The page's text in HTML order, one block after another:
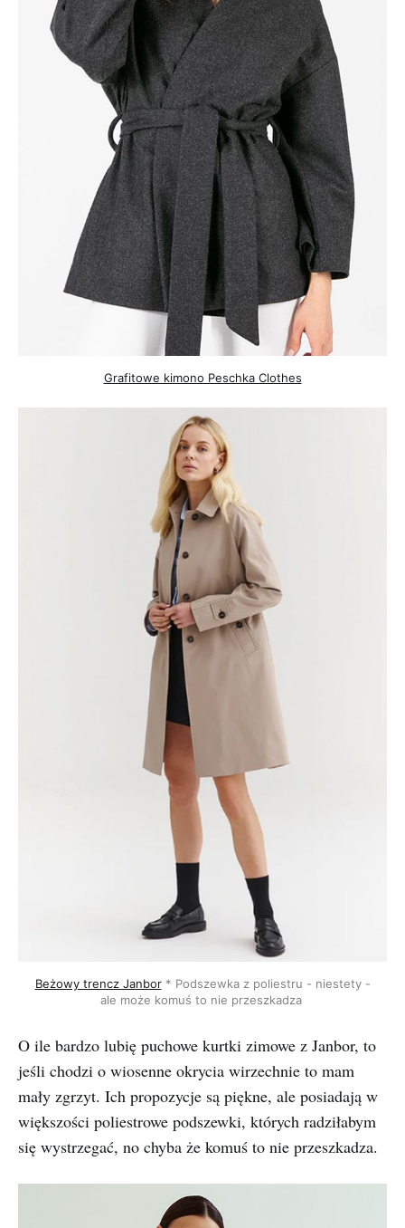
Grafitowe kimono Peschka Clothes
Beżowy trencz Janbor* Podszewka z poliestru - niestety -
ale może komuś to nie przeszkadza
O ile bardzo lubię puchowe kurtki zimowe z Janbor, to
jeśli chodzi o wiosenne okrycia wirzechnie to mam
mały zgrzyt. Ich propozycje są piękne, ale posiadają w
większości poliestrowe podszewki, których radziłabym
się wystrzegać, no chyba że komuś to nie przeszkadza.